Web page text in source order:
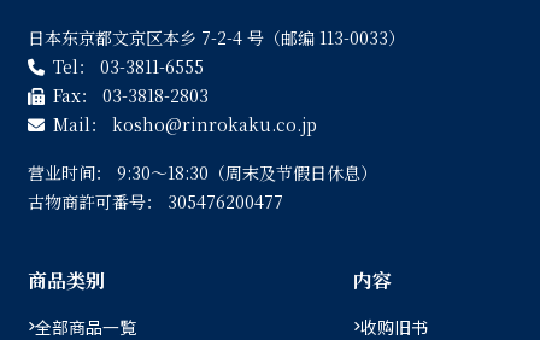
日本东京都文京区本乡 7-2-4 号（邮编 113-0033）
Tel：
03-3811-6555
Fax：
03-3818-2803
Mail：
kosho
rinrokaku.co.jp
营业时间：
9:30〜18:30（周末及节假日休息）
古物商許可番号：
305476200477
商品类别
全部商品一覧
内容
收购旧书